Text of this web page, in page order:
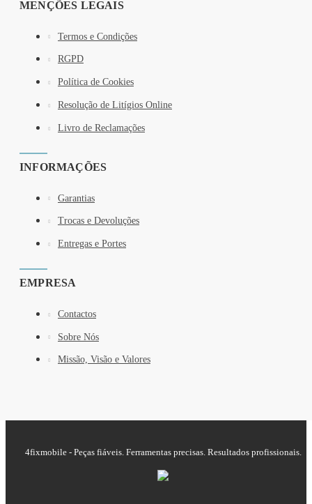
MENÇÕES LEGAIS
Termos e Condições
RGPD
Política de Cookies
Resolução de Litígios Online
Livro de Reclamações
INFORMAÇÕES
Garantias
Trocas e Devoluções
Entregas e Portes
EMPRESA
Contactos
Sobre Nós
Missão, Visão e Valores
4fixmobile - Peças fiáveis. Ferramentas precisas. Resultados profissionais.